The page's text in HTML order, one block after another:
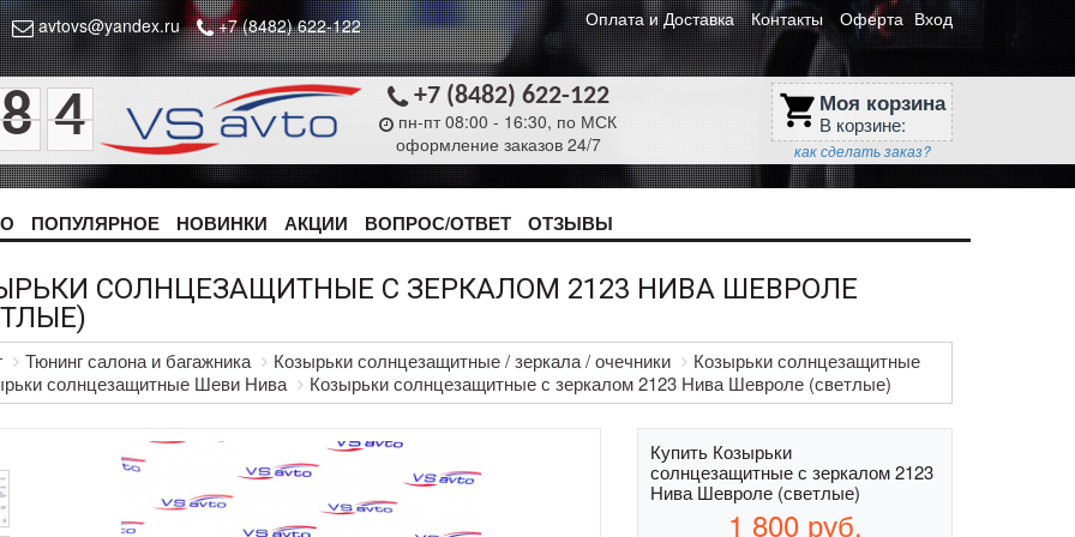
avtovs@yandex.ru +7 (8482) 622-122 Оплата и Доставка Контакты Оферта Вход
8 4 +7 (8482) 622-122
пн-пт 08:00 - 16:30, по МСК
оформление заказов 24/7
shopping_cart Моя корзина
В корзине:
как сделать заказ?
ПОПУЛЯРНОЕ НОВИНКИ АКЦИИ ВОПРОС/ОТВЕТ ОТЗЫВЫ
СОЛНЦЕЗАЩИТНЫЕ С ЗЕРКАЛОМ 2123 НИВА ШЕВРОЛЕ
Тюнинг салона и багажника Козырьки солнцезащитные / зеркала / очечники
Козырьки солнцезащитные
солнцезащитные Шеви Нива
Козырьки солнцезащитные с зеркалом 2123 Нива Шевроле (светлые)
Купить Козырьки
солнцезащитные с зеркалом 2123
Нива Шевроле (светлые)
1 800 руб.